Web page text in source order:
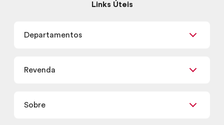
Links Úteis
Departamentos
Skincare
Revenda
Quero ser Revendedor
Sobre